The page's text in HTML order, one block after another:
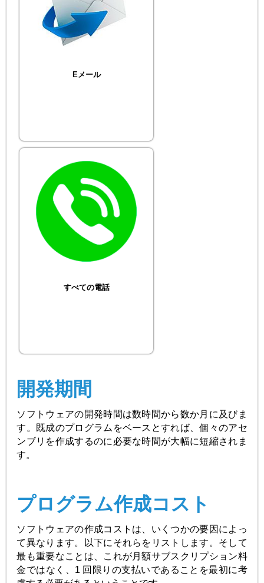
Eメール
すべての電話
開発期間
ソフトウェアの開発時間は数時間から数か月に及びま
す。既成のプログラムをベースとすれば、個々のアセ
ンブリを作成するのに必要な時間が大幅に短縮されま
す。
プログラム作成コスト
ソフトウェアの作成コストは、いくつかの要因によっ
て異なります。以下にそれらをリストします。そして
最も重要なことは、これが月額サブスクリプション料
金ではなく、1 回限りの支払いであることを最初に考